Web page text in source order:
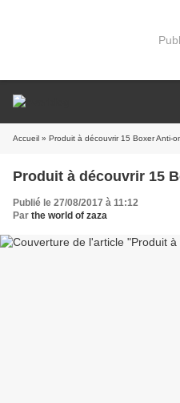
Accueil » Produit à découvrir 15 Boxer Anti-
Produit
Publié le 27/08/2017 à 11:12
Par the world of zaza